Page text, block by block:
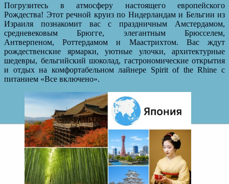
Погрузитесь в атмосферу настоящего европейского
Рождества! Этот речной круиз по Нидерландам и Бельгии из
Израиля познакомит вас с праздничным Амстердамом,
средневековым Брюгге, элегантным Брюсселем,
Антверпеном, Роттердамом и Маастрихтом. Вас ждут
рождественские ярмарки, уютные улочки, архитектурные
шедевры, бельгийский шоколад, гастрономические открытия
и отдых на комфортабельном лайнере Spirit of the Rhine с
питанием «Все включено».